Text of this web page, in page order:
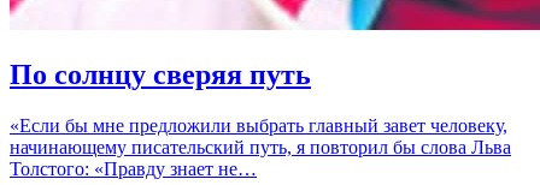
По солнцу сверяя путь
«Если бы мне предложили выбрать главный завет человеку,
начинающему писательский путь, я повторил бы слова Льва
Толстого: «Правду знает не…